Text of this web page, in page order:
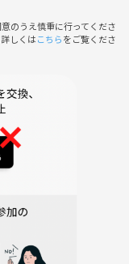
のうえ慎重に行ってくださ
しくはこちらをご覧くださ